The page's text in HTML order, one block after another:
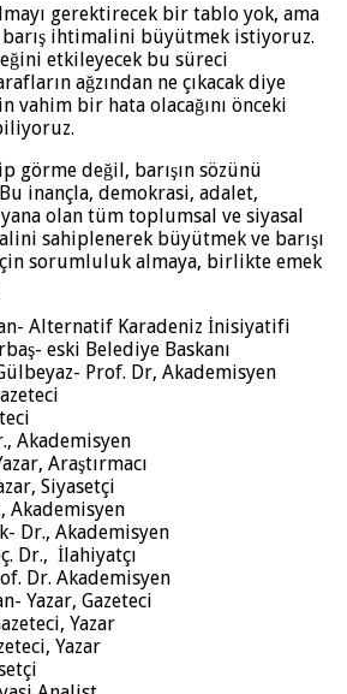
gerektirecek bir tablo yok, ama
ihtimalini büyütmek istiyoruz.
etkileyecek bu süreci
ağzından ne çıkacak diye
vahim bir hata olacağını önceki
görme değil, barışın sözünü
inançla, demokrasi, adalet,
olan tüm toplumsal ve siyasal
sahiplenerek büyütmek ve barışı
sorumluluk almaya, birlikte emek
Alternatif Karadeniz İnisiyatifi
eski Belediye Baskanı
Prof. Dr, Akademisyen
Akademisyen
Araştırmacı
Siyasetçi
Akademisyen
Dr., Akademisyen
Dr., İlahiyatçı
Dr. Akademisyen
Yazar, Gazeteci
Yazar
Yazar